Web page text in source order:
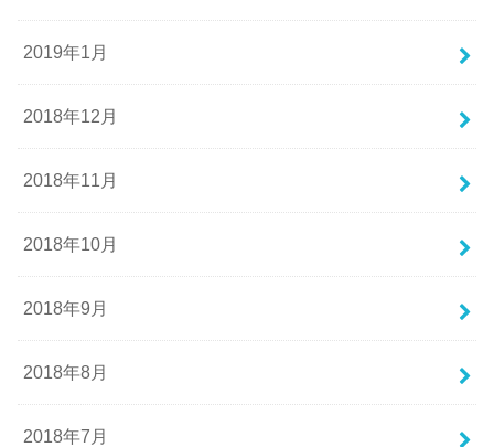
2019年1月
2018年12月
2018年11月
2018年10月
2018年9月
2018年8月
2018年7月